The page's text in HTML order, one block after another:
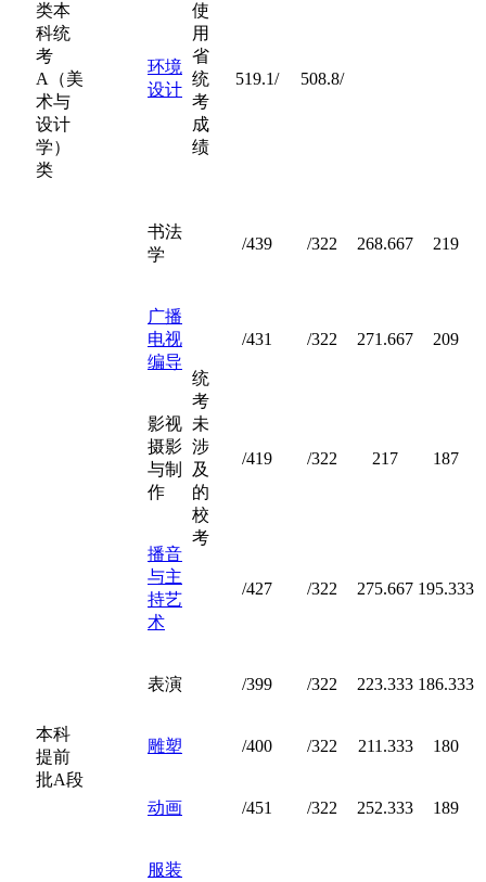
类本
科统
考
A（美
术与
设计
学）
类
环境
设计
使
用
省
统
考
成
绩
519.1/ 508.8/
本科
提前
批A段
书法
学
统
考
未
涉
及
的
校
考
/439 /322 268.667 219
广播
电视
编导
/431 /322 271.667 209
影视
摄影
与制
作
/419 /322 217 187
播音
与主
持艺
术
/427 /322 275.667 195.333
表演 /399 /322 223.333 186.333
雕塑 /400 /322 211.333 180
动画 /451 /322 252.333 189
服装